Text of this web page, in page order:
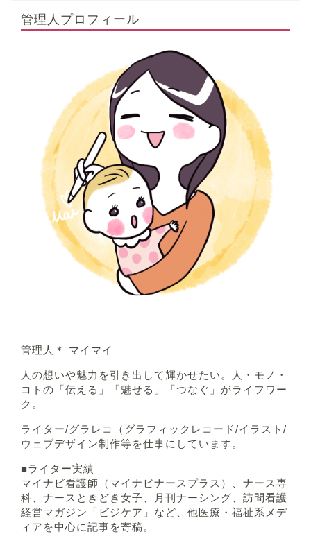
管理人プロフィール
管理人＊ マイマイ
人の想いや魅力を引き出して輝かせたい。人・モノ・
コトの「伝える」「魅せる」「つなぐ」がライフワー
ク。
ライター/グラレコ（グラフィックレコード/イラスト/
ウェブデザイン制作等を仕事にしています。
■ライター実績
マイナビ看護師（マイナビナースプラス）、ナース専
科、ナースときどき女子、月刊ナーシング、訪問看護
経営マガジン「ビジケア」など、他医療・福祉系メデ
ィアを中心に記事を寄稿。